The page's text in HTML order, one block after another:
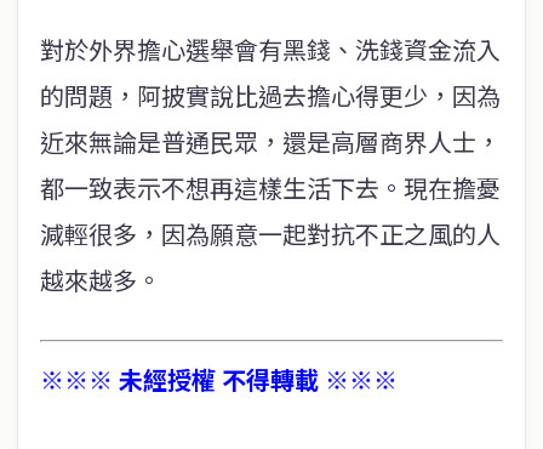
對於外界擔心選舉會有黑錢、洗錢資金流入
的問題，阿披實說比過去擔心得更少，因為
近來無論是普通民眾，還是高層商界人士，
都一致表示不想再這樣生活下去。現在擔憂
減輕很多，因為願意一起對抗不正之風的人
越來越多。
※※※ 未經授權 不得轉載 ※※※